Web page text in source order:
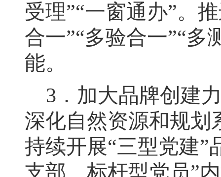
受理”“一窗通办”。
合一”“多验合一”“多
能。
3 ． 加大品牌创建
深化自然资源和规划
持续开展“三型党建”
支部、标杆型党员”